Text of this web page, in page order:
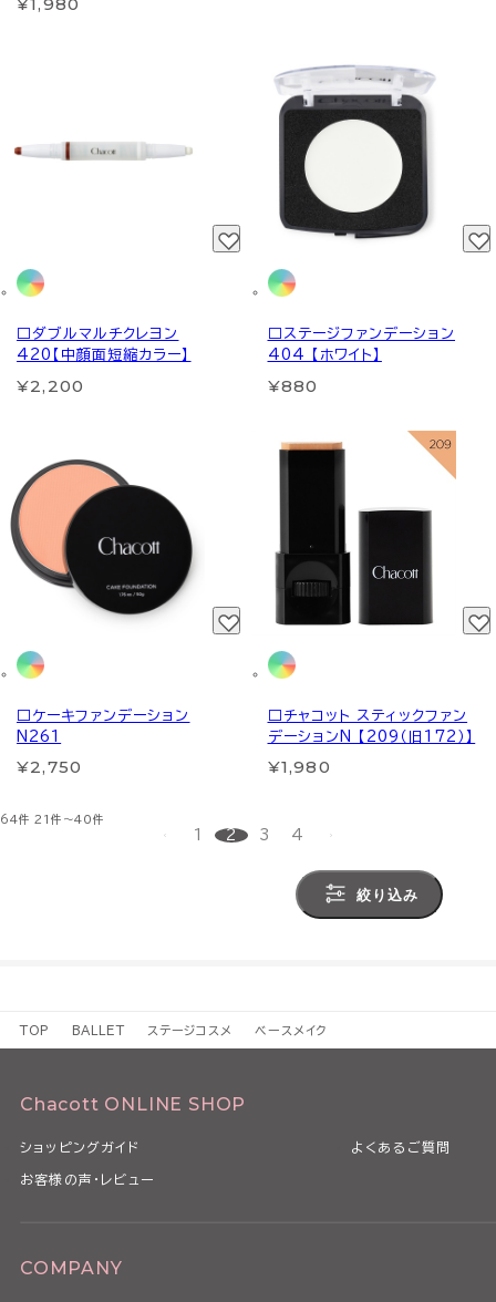
□ダブルマルチクレヨン
420【中顔面短縮カラー】
¥2,200
□ステージファンデーション
404 【ホワイト】
¥880
□ケーキファンデーション
N261
¥2,750
□チャコット スティックファン
デーションN 【209（旧172）】
¥1,980
64件21件～40件
1 2 3 4
絞り込み
TOP BALLET ステージコスメ ベースメイク
Chacott ONLINE SHOP
ショッピングガイド よくあるご質問
お客様の声・レビュー
COMPANY